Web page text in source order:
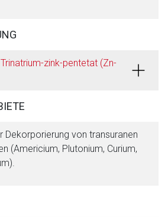
Trinatrium-zink-pentetat (Zn-
Dekorporierung von transuranen
(Americium, Plutonium, Curium,
Seite